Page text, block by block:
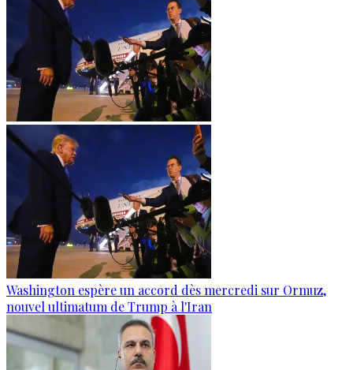
Washington espère un accord dès mercredi sur Ormuz,
nouvel ultimatum de Trump à l'Iran